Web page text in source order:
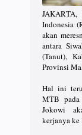
Indonesia
akan
antara
(Tanut),
Provinsi
Hal ini
MTB pada
Jokowi
kerjanya ke